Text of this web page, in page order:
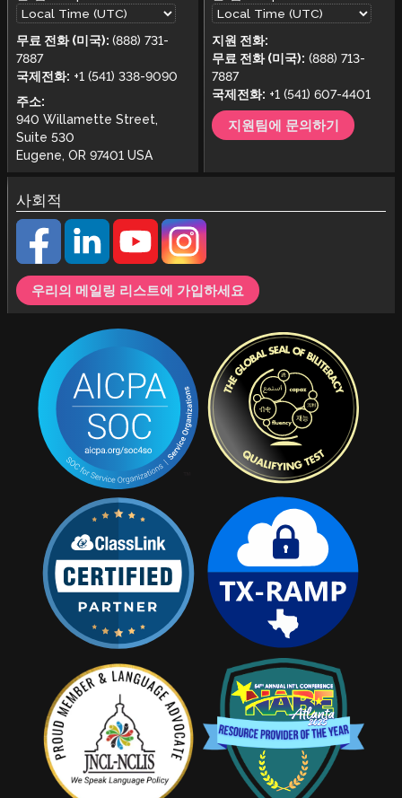
무료 전화 (미국): (888) 731-
7887
국제전화: +1 (541) 338-9090
주소:
940 Willamette Street,
Suite 530
Eugene, OR 97401 USA
지원 전화:
무료 전화 (미국): (888) 713-
7887
국제전화: +1 (541) 607-4401
지원팀에 문의하기
사회적
우리의 메일링 리스트에 가입하세요